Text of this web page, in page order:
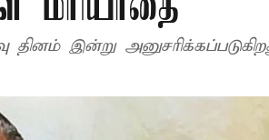
இன்று